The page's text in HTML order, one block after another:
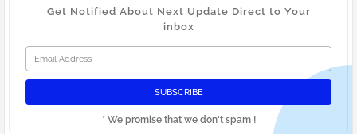
Get Notified About Next Update Direct to Your
inbox
* We promise that we don't spam !